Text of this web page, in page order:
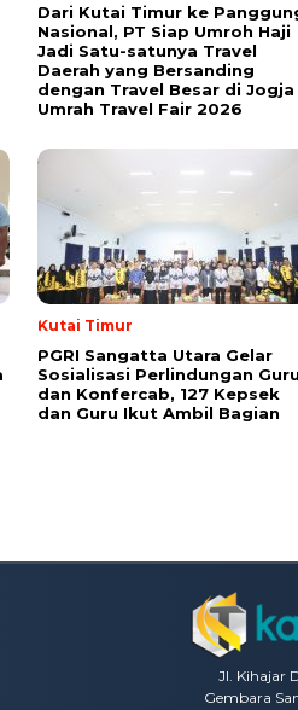
Dari Kutai Timur ke
Nasional, PT Siap Umroh Haji
Jadi Satu-satunya Travel
Daerah yang Bersanding
dengan Travel Besar di Jogja
Umrah Travel Fair 2026
Kutai Timur
PGRI Sangatta Utara Gelar
Sosialisasi Perlindungan Guru
dan Konfercab, 127 Kepsek
dan Guru Ikut Ambil Bagian
Jl. Kihajar
Gembara